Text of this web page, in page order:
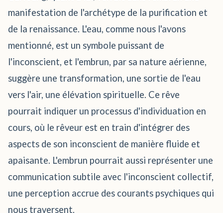
manifestation de l'archétype de la purification et
de la renaissance. L'eau, comme nous l'avons
mentionné, est un symbole puissant de
l'inconscient, et l'embrun, par sa nature aérienne,
suggère une transformation, une sortie de l'eau
vers l'air, une élévation spirituelle. Ce rêve
pourrait indiquer un processus d'individuation en
cours, où le rêveur est en train d'intégrer des
aspects de son inconscient de manière fluide et
apaisante. L'embrun pourrait aussi représenter une
communication subtile avec l'inconscient collectif,
une perception accrue des courants psychiques qui
nous traversent.